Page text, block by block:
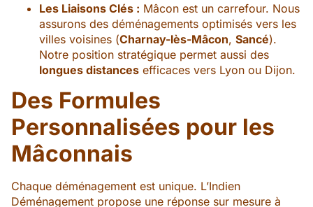
Les Liaisons Clés : Mâcon est un carrefour. Nous
assurons des déménagements optimisés vers les
villes voisines (Charnay-lès-Mâcon, Sancé).
Notre position stratégique permet aussi des
longues distances efficaces vers Lyon ou Dijon.
Des Formules
Personnalisées pour les
Mâconnais
Chaque déménagement est unique. L’Indien
Déménagement propose une réponse sur mesure à